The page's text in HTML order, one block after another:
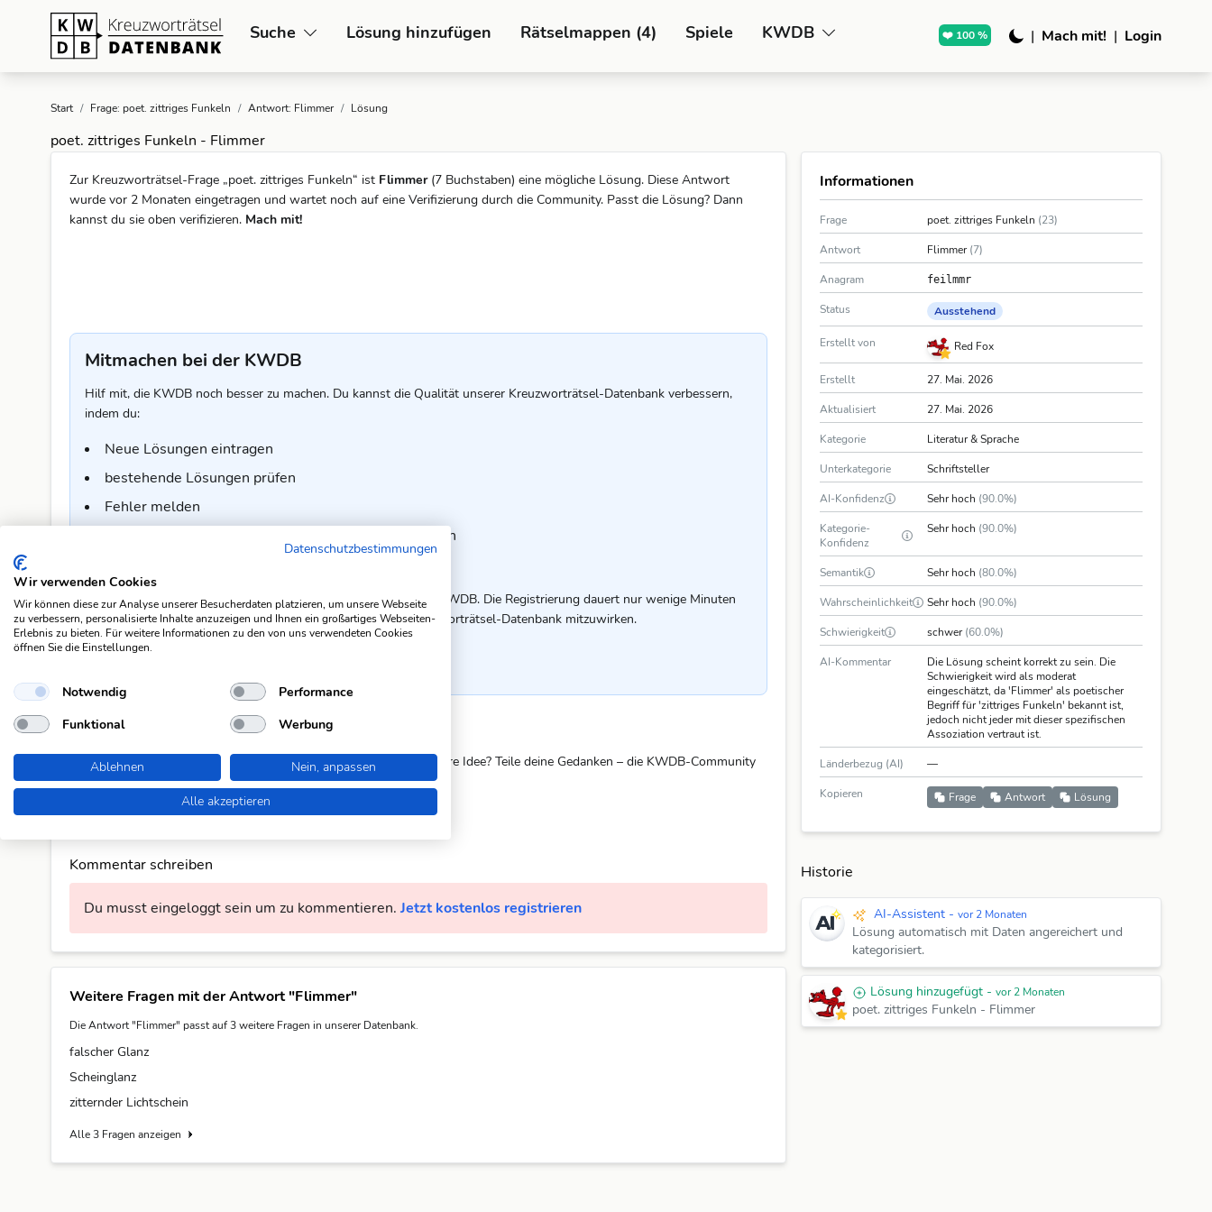
Suche Lösung hinzufügen Rätselmappen (4) Spiele KWDB ❤️ 100 % | Mach mit! | Login
Start / Frage: poet. zittriges Funkeln / Antwort: Flimmer / Lösung
poet. zittriges Funkeln - Flimmer
Zur Kreuzworträtsel-Frage „poet. zittriges Funkeln“ ist Flimmer(7 Buchstaben) eine mögliche Lösung. Diese Antwort
wurde vor 2 Monaten eingetragen und wartet noch auf eine Verifizierung durch die Community. Passt die Lösung? Dann
kannst du sie oben verifizieren. Mach mit!
Mitmachen bei der KWDB
Hilf mit, die KWDB noch besser zu machen. Du kannst die Qualität unserer Kreuzworträtsel-Datenbank verbessern,
indem du:
Neue Lösungen eintragen
bestehende Lösungen prüfen
Fehler melden
Kommentare und Verbesserungsvorschläge schreiben
Um mitzumachen, benötigst du einkostenloses Kontoauf der KWDB. Die Registrierung dauert nur wenige Minuten
und ermöglicht es dir, aktiv an der Verbesserung unserer Kreuzworträtsel-Datenbank mitzuwirken.
Kommentar zur Lösung
🤔 Diese Lösung passt für dich nicht ganz? Oder du hast eine bessere Idee? Teile deine Gedanken – die KWDB-Community
freut sich über dein Feedback.
Kommentar schreiben
Du musst eingeloggt sein um zu kommentieren. Jetzt kostenlos registrieren
Weitere Fragen mit der Antwort "Flimmer"
Die Antwort "Flimmer" passt auf 3 weitere Fragen in unserer Datenbank.
falscher Glanz
Scheinglanz
zitternder Lichtschein
Alle 3 Fragen anzeigen
Informationen
Frage poet. zittriges Funkeln (23)
Antwort Flimmer(7)
Anagram feilmmr
Status Ausstehend
Erstellt von Red Fox
Erstellt 27. Mai. 2026
Aktualisiert 27. Mai. 2026
Kategorie Literatur & Sprache
Unterkategorie Schriftsteller
AI-Konfidenz Sehr hoch (90.0%)
Kategorie-
Konfidenz
Sehr hoch (90.0%)
Semantik Sehr hoch (80.0%)
Wahrscheinlichkeit Sehr hoch (90.0%)
Schwierigkeit schwer(60.0%)
AI-Kommentar
Die Lösung scheint korrekt zu sein. Die
Schwierigkeit wird als moderat
eingeschätzt, da 'Flimmer' als poetischer
Begriff für 'zittriges Funkeln' bekannt ist,
jedoch nicht jeder mit dieser spezifischen
Assoziation vertraut ist.
Länderbezug (AI) —
Kopieren Frage Antwort Lösung
Historie
AI-Assistent - vor 2 Monaten
Lösung automatisch mit Daten angereichert und
kategorisiert.
Lösung hinzugefügt - vor 2 Monaten
poet. zittriges Funkeln - Flimmer
Datenschutzbestimmungen
Wir verwenden Cookies
Wir können diese zur Analyse unserer Besucherdaten platzieren, um unsere Webseite
zu verbessern, personalisierte Inhalte anzuzeigen und Ihnen ein großartiges Webseiten-
Erlebnis zu bieten. Für weitere Informationen zu den von uns verwendeten Cookies
öffnen Sie die Einstellungen.
Notwendig
Performance
Funktional
Werbung
Ablehnen
Nein, anpassen
Alle akzeptieren